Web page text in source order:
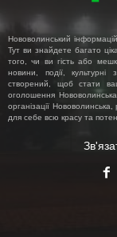
Нововолинський
Тут ви знайдете багато
того, чи ви гість або
новини, події,
створений, щоб стати
оголошення
організації
для себе всю красу та